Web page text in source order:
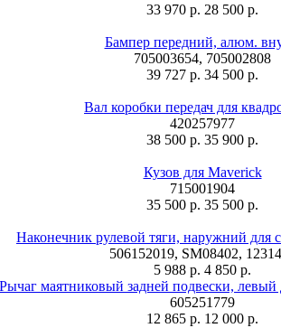
33 970 р. 28 500 р.
Бампер передний, алюм.
705003654, 705002808
39 727 р. 34 500 р.
Вал коробки передач для
420257977
38 500 р. 35 900 р.
Кузов для Maverick
715001904
35 500 р. 35 500 р.
Наконечник рулевой тяги, наружний для
506152019, SM08402,
5 988 р. 4 850 р.
Рычаг маятниковый задней подвески, левый
605251779
12 865 р. 12 000 р.